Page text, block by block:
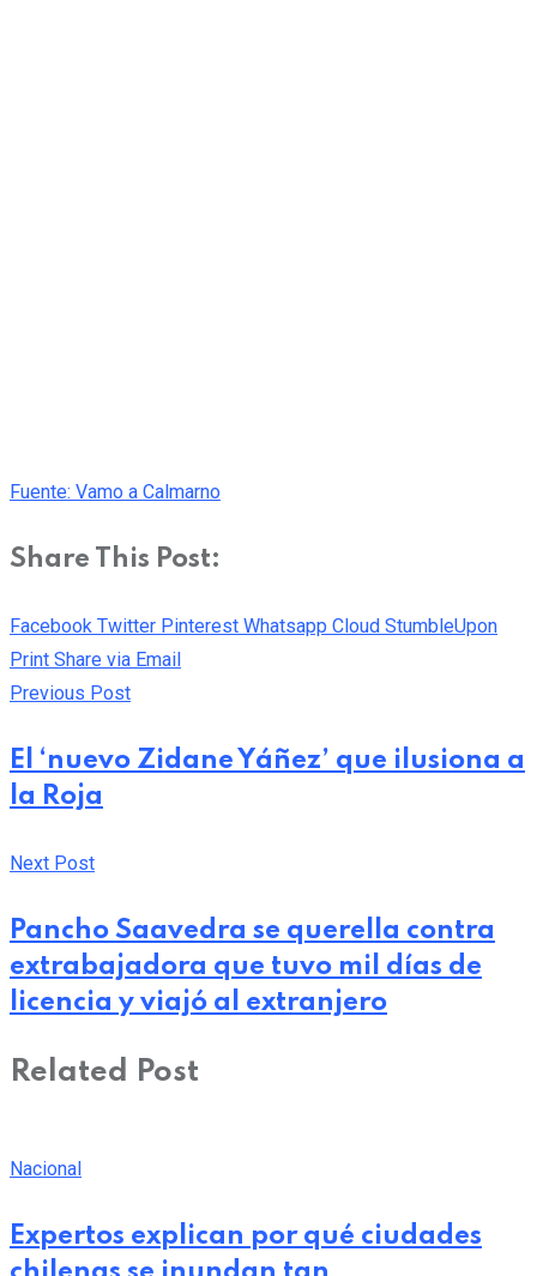
Fuente: Vamo a Calmarno
Share This Post:
Facebook Twitter Pinterest Whatsapp Cloud StumbleUpon
Print Share via Email
Previous Post
El ‘nuevo Zidane Yáñez’ que ilusiona a
la Roja
Next Post
Pancho Saavedra se querella contra
extrabajadora que tuvo mil días de
licencia y viajó al extranjero
Related Post
Nacional
Expertos explican por qué ciudades